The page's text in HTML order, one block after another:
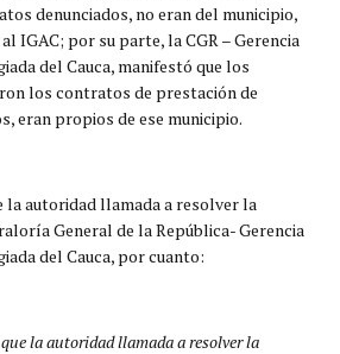
denunciados, no eran del municipio,
IGAC; por su parte, la CGR – Gerencia
del Cauca, manifestó que los
los contratos de prestación de
eran propios de ese municipio.
la autoridad llamada a resolver la
General de la República- Gerencia
del Cauca, por cuanto:
la autoridad llamada a resolver la